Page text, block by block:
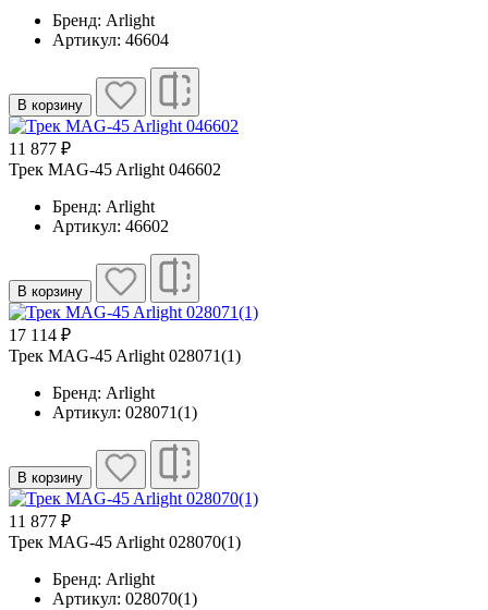
Бренд: Arlight
Артикул: 46604
В корзину
11 877 ₽
Трек MAG-45 Arlight 046602
Бренд: Arlight
Артикул: 46602
В корзину
17 114 ₽
Трек MAG-45 Arlight 028071(1)
Бренд: Arlight
Артикул: 028071(1)
В корзину
11 877 ₽
Трек MAG-45 Arlight 028070(1)
Бренд: Arlight
Артикул: 028070(1)